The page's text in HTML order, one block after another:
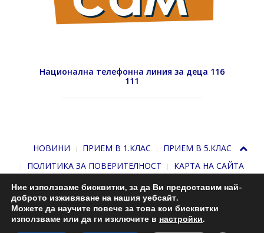
Национална телефонна линия за деца 116
111
НОВИНИ ПРИЕМ В 1.КЛАС
ПРИЕМ В 5.КЛАС
ПОЛИТИКА ЗА ПОВЕРИТЕЛНОСТ
КАРТА НА САЙТА
Ние използваме бисквитки, за да Ви предоставим най-
доброто изживяване на нашия уебсайт.
Можете да научите повече за това кои бисквитки
използваме или да ги изключите в настройки.